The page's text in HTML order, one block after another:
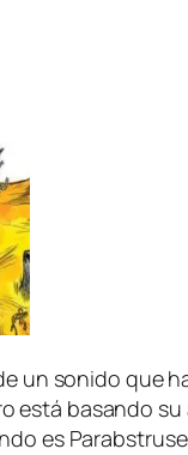
un so­ni­do que
es­tá ba­san­do
es